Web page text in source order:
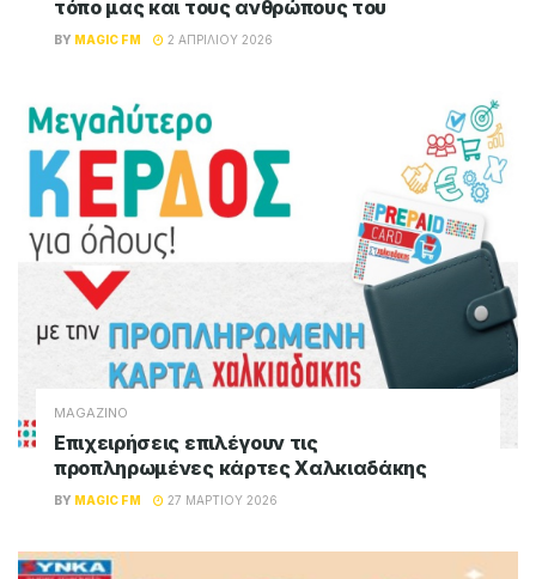
τόπο μας και τους ανθρώπους του
BY MAGIC FM 2 ΑΠΡΙΛΊΟΥ 2026
MAGAZINO
Επιχειρήσεις επιλέγουν τις
προπληρωμένες κάρτες Χαλκιαδάκης
BY MAGIC FM 27 ΜΑΡΤΊΟΥ 2026